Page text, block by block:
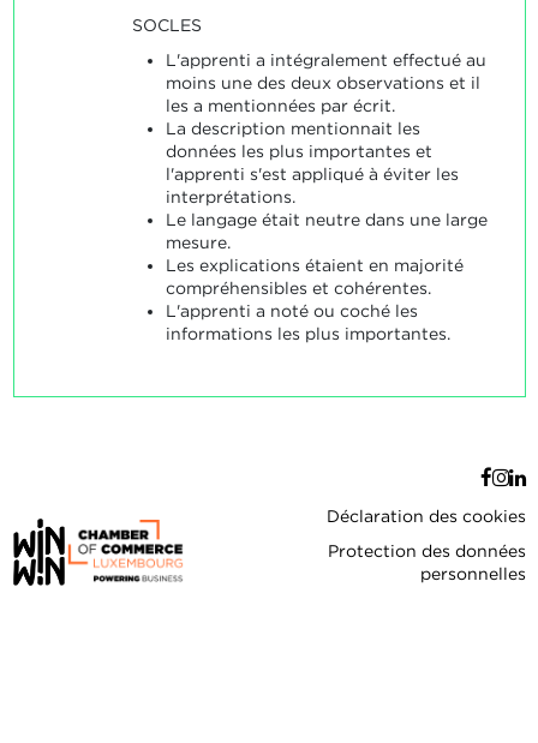
SOCLES
L'apprenti a intégralement effectué au
moins une des deux observations et il
les a mentionnées par écrit.
La description mentionnait les
données les plus importantes et
l'apprenti s'est appliqué à éviter les
interprétations.
Le langage était neutre dans une large
mesure.
Les explications étaient en majorité
compréhensibles et cohérentes.
L'apprenti a noté ou coché les
informations les plus importantes.
Déclaration des cookies
Protection des données
personnelles